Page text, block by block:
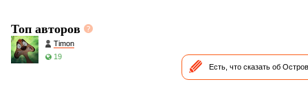
Топ авторов
Timon
19
Есть, что сказать об